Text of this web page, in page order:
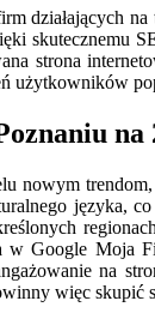
działających
skutecznemu
strona
użytkowników
na
języka,
Google Moja
na
więc